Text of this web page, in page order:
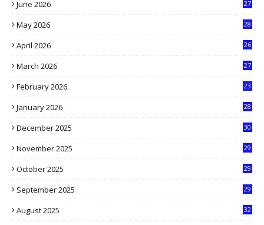
June 2026
27
May 2026
28
April 2026
26
March 2026
27
February 2026
23
January 2026
28
December 2025
30
November 2025
29
October 2025
29
September 2025
29
August 2025
32